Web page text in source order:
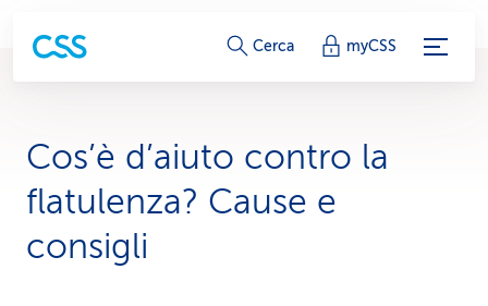
c
l
e
Cerca myCSS
Cos’è d’aiuto contro la
flatulenza? Cause e
consigli